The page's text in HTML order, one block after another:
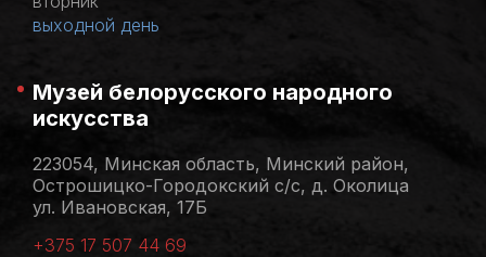
выходной день
Музей белорусского народного
искусства
223054, Минская область, Минский район,
Острошицко-Городокский с/с, д. Околица
ул. Ивановская, 17Б
+375 17 507 44 69